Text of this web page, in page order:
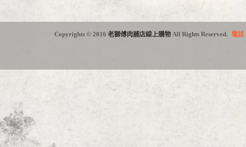
Copyrights © 2016 老獅傅肉脯店線上購物All Rights Reserved. 電話